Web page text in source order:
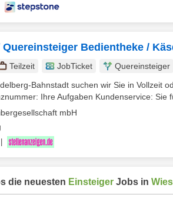
Quereinsteiger Bedientheke /
Teilzeit JobTicket Quereinsteiger
Bahnstadt suchen wir Sie in Vollzeit
Ihre Aufgaben Kundenservice: Sie
mbH
die neuesten Einsteiger Jobs in